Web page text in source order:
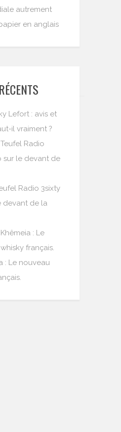
autrement
en anglais
Lefort : avis et
il vraiment ?
Teufel Radio
sur le devant de
Radio 3sixty
devant de la
Khêmeia : Le
français.
: Le nouveau